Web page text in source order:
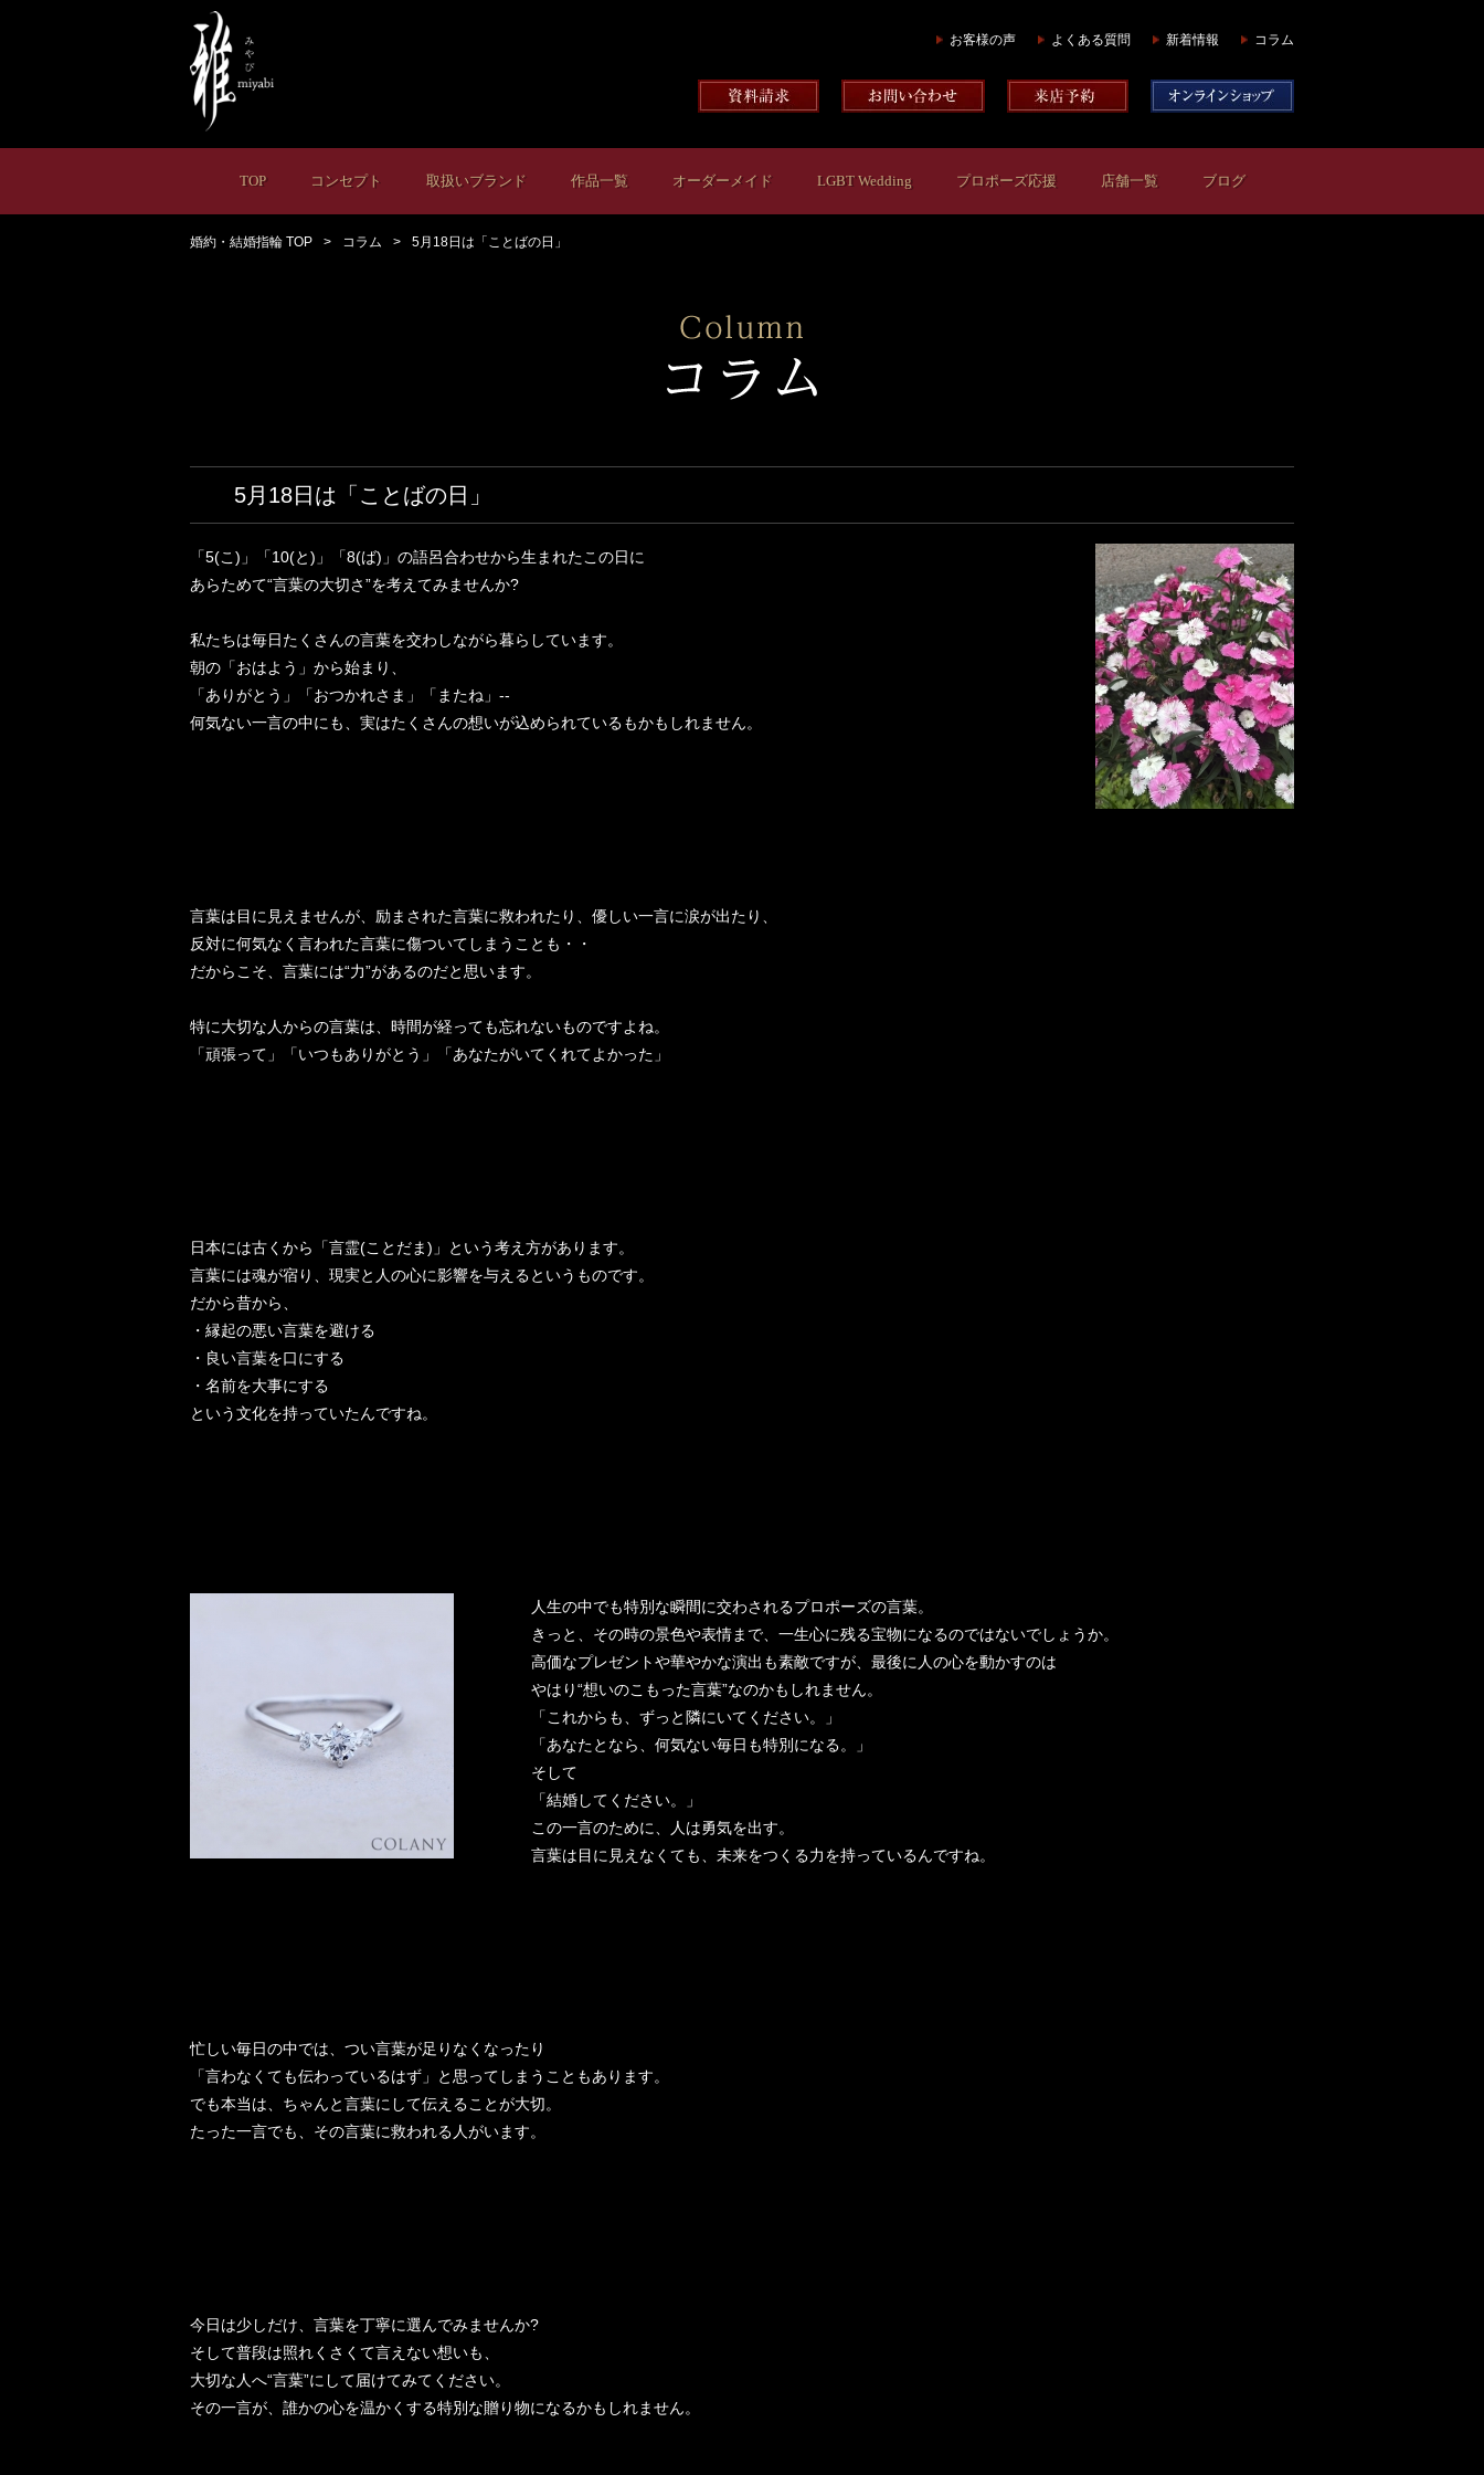
お客様の声 よくある質問 新着情報 コラム
TOP コンセプト 取扱いブランド 作品一覧 オーダーメイド LGBT Wedding プロポーズ応援 店舗一覧 ブログ
婚約・結婚指輪 TOP コラム 5月18日は「ことばの日」
5月18日は「ことばの日」
「5(こ)」「10(と)」「8(ば)」の語呂合わせから生まれたこの日に
あらためて“言葉の大切さ”を考えてみませんか?
私たちは毎日たくさんの言葉を交わしながら暮らしています。
朝の「おはよう」から始まり、
「ありがとう」「おつかれさま」「またね」--
何気ない一言の中にも、実はたくさんの想いが込められているもかもしれません。
言葉は目に見えませんが、励まされた言葉に救われたり、優しい一言に涙が出たり、
反対に何気なく言われた言葉に傷ついてしまうことも・・
だからこそ、言葉には“力”があるのだと思います。
特に大切な人からの言葉は、時間が経っても忘れないものですよね。
「頑張って」「いつもありがとう」「あなたがいてくれてよかった」
日本には古くから「言霊(ことだま)」という考え方があります。
言葉には魂が宿り、現実と人の心に影響を与えるというものです。
だから昔から、
・縁起の悪い言葉を避ける
・良い言葉を口にする
・名前を大事にする
という文化を持っていたんですね。
人生の中でも特別な瞬間に交わされるプロポーズの言葉。
きっと、その時の景色や表情まで、一生心に残る宝物になるのではないでしょうか。
高価なプレゼントや華やかな演出も素敵ですが、最後に人の心を動かすのは
やはり“想いのこもった言葉”なのかもしれません。
「これからも、ずっと隣にいてください。」
「あなたとなら、何気ない毎日も特別になる。」
そして
「結婚してください。」
この一言のために、人は勇気を出す。
言葉は目に見えなくても、未来をつくる力を持っているんですね。
忙しい毎日の中では、つい言葉が足りなくなったり
「言わなくても伝わっているはず」と思ってしまうこともあります。
でも本当は、ちゃんと言葉にして伝えることが大切。
たった一言でも、その言葉に救われる人がいます。
今日は少しだけ、言葉を丁寧に選んでみませんか?
そして普段は照れくさくて言えない想いも、
大切な人へ“言葉”にして届けてみてください。
その一言が、誰かの心を温かくする特別な贈り物になるかもしれません。